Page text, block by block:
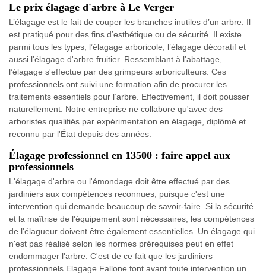
Le prix élagage d'arbre à Le Verger
L’élagage est le fait de couper les branches inutiles d’un arbre. Il
est pratiqué pour des fins d’esthétique ou de sécurité. Il existe
parmi tous les types, l’élagage arboricole, l’élagage décoratif et
aussi l’élagage d'arbre fruitier. Ressemblant à l’abattage,
l’élagage s'effectue par des grimpeurs arboriculteurs. Ces
professionnels ont suivi une formation afin de procurer les
traitements essentiels pour l’arbre. Effectivement, il doit pousser
naturellement. Notre entreprise ne collabore qu'avec des
arboristes qualifiés par expérimentation en élagage, diplômé et
reconnu par l'État depuis des années.
Élagage professionnel en 13500 : faire appel aux
professionnels
L'élagage d'arbre ou l'émondage doit être effectué par des
jardiniers aux compétences reconnues, puisque c'est une
intervention qui demande beaucoup de savoir-faire. Si la sécurité
et la maîtrise de l'équipement sont nécessaires, les compétences
de l'élagueur doivent être également essentielles. Un élagage qui
n'est pas réalisé selon les normes prérequises peut en effet
endommager l'arbre. C'est de ce fait que les jardiniers
professionnels Elagage Fallone font avant toute intervention un